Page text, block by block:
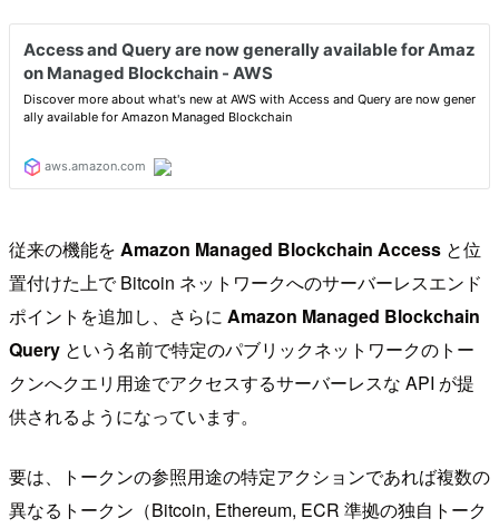
従来の機能を Amazon Managed Blockchain Access と位
置付けた上で Bitcoin ネットワークへのサーバーレスエンド
ポイントを追加し、さらに Amazon Managed Blockchain
Query という名前で特定のパブリックネットワークのトー
クンへクエリ用途でアクセスするサーバーレスな API が提
供されるようになっています。
要は、トークンの参照用途の特定アクションであれば複数の
異なるトークン（Bitcoin, Ethereum, ECR 準拠の独自トーク